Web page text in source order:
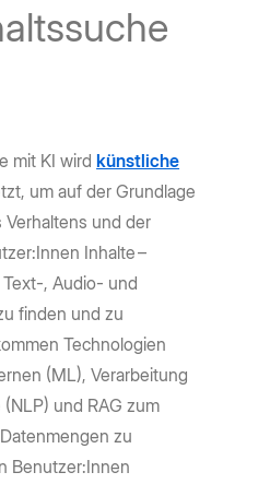
mit KI wirdkünstliche
um auf der Grundlage
und der
Inhalte –
, Audio- und
finden und zu
Technologien
(ML), Verarbeitung
und RAG zum
zu
Benutzer:Innen